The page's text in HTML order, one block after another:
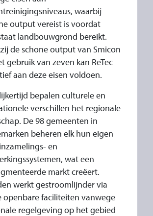
waarbij
output vereist is voordat
landbouwgrond bereikt.
de schone output van Smicon
gebruik van zeven kan ReTec
aan deze eisen voldoen.
bepalen culturele en
verschillen het regionale
De 98 gemeenten in
beheren elk hun eigen
en
wat een
markt creëert.
werkt gestroomlijnder via
openbare faciliteiten vanwege
regelgeving op het gebied